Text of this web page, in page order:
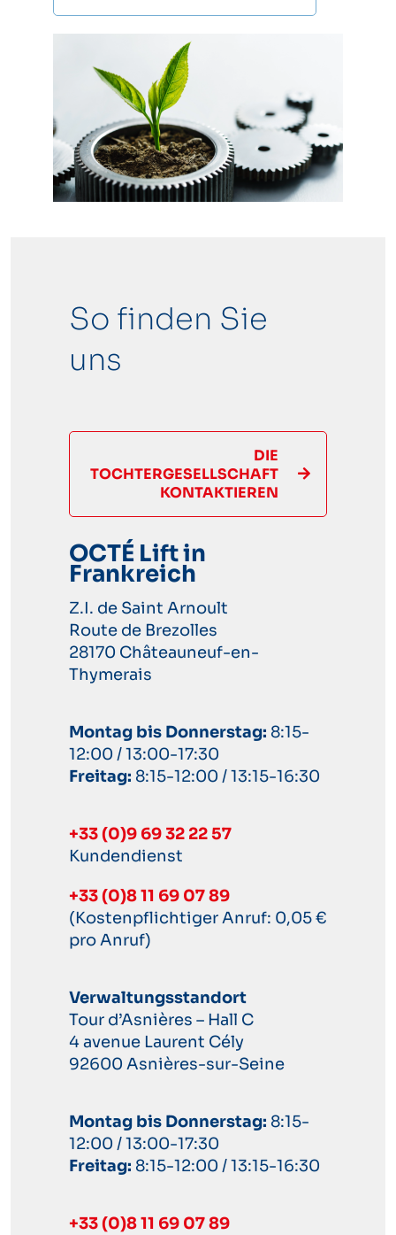
So finden Sie
uns
DIE
TOCHTERGESELLSCHAFT
KONTAKTIEREN
OCTÉ Lift in
Frankreich
Z.I. de Saint Arnoult
Route de Brezolles
28170 Châteauneuf-en-
Thymerais
Montag bis Donnerstag: 8:15-
12:00 / 13:00-17:30
Freitag: 8:15-12:00 / 13:15-16:30
+33 (0)9 69 32 22 57
Kundendienst
+33 (0)8 11 69 07 89
(Kostenpflichtiger Anruf: 0,05 €
pro Anruf)
Verwaltungsstandort
Tour d’Asnières – Hall C
4 avenue Laurent Cély
92600 Asnières-sur-Seine
Montag bis Donnerstag: 8:15-
12:00 / 13:00-17:30
Freitag: 8:15-12:00 / 13:15-16:30
+33 (0)8 11 69 07 89